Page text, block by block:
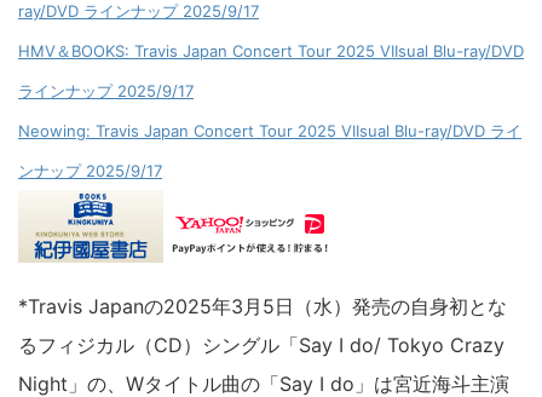
ray/DVD ラインナップ 2025/9/17
HMV＆BOOKS: Travis Japan Concert Tour 2025 VIIsual Blu-ray/DVD
ラインナップ 2025/9/17
Neowing: Travis Japan Concert Tour 2025 VIIsual Blu-ray/DVD ライ
ンナップ 2025/9/17
*Travis Japanの2025年3月5日（水）発売の自身初とな
るフィジカル（CD）シングル「Say I do/ Tokyo Crazy
Night」の、Wタイトル曲の「Say I do」は宮近海斗主演